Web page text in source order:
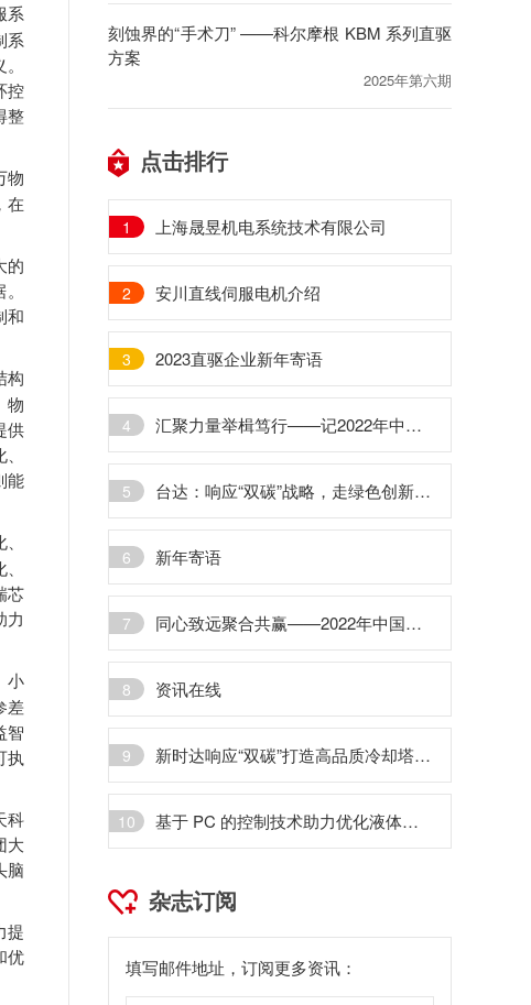
系
系
控
整
物
在
的
和
构
物
供
能
芯
力
小
差
智
执
科
大
脑
提
优
刻蚀界的“手术刀” ——科尔摩根 KBM 系列直驱
方案
2025年第六期
点击排行
1 上海晟昱机电系统技术有限公司
2 安川直线伺服电机介绍
3 2023直驱企业新年寄语
4 汇聚力量举楫笃行——记2022年中国运动控制/直驱产业发展高峰论坛暨CMCD/CDDIA年度颁奖典礼
5 台达：响应“双碳”战略，走绿色创新之路
6 新年寄语
7 同心致远聚合共赢——2022年中国运动控制/直驱产业联盟会员大会圆满举办
8 资讯在线
9 新时达响应“双碳”打造高品质冷却塔变频方案
10 基于 PC 的控制技术助力优化液体生产流程
杂志订阅
填写邮件地址，订阅更多资讯：